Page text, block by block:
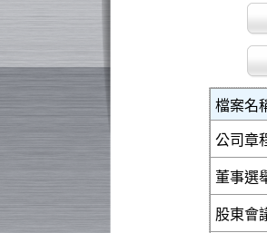
檔案名
公司章
董事選
股東會